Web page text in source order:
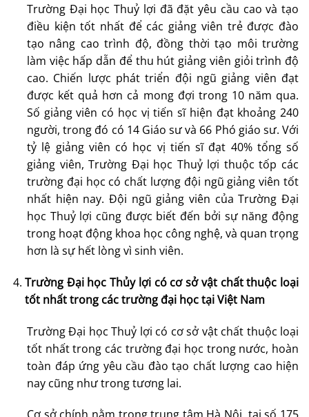
Trường Đại học Thuỷ lợi đã đặt yêu cầu cao và tạo
điều kiện tốt nhất để các giảng viên trẻ được đào
tạo nâng cao trình độ, đồng thời tạo môi trường
làm việc hấp dẫn để thu hút giảng viên giỏi trình độ
cao. Chiến lược phát triển đội ngũ giảng viên đạt
được kết quả hơn cả mong đợi trong 10 năm qua.
Số giảng viên có học vị tiến sĩ hiện đạt khoảng 240
người, trong đó có 14 Giáo sư và 66 Phó giáo sư. Với
tỷ lệ giảng viên có học vị tiến sĩ đạt 40% tổng số
giảng viên, Trường Đại học Thuỷ lợi thuộc tốp các
trường đại học có chất lượng đội ngũ giảng viên tốt
nhất hiện nay. Đội ngũ giảng viên của Trường Đại
học Thuỷ lợi cũng được biết đến bởi sự năng động
trong hoạt động khoa học công nghệ, và quan trọng
hơn là sự hết lòng vì sinh viên.
Trường Đại học Thủy lợi có cơ sở vật chất thuộc loại
tốt nhất trong các trường đại học tại Việt Nam
Trường Đại học Thuỷ lợi có cơ sở vật chất thuộc loại
tốt nhất trong các trường đại học trong nước, hoàn
toàn đáp ứng yêu cầu đào tạo chất lượng cao hiện
nay cũng như trong tương lai.